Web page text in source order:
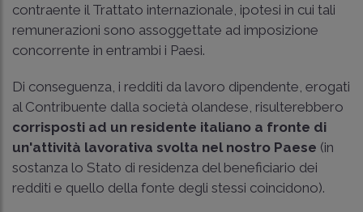
contraente il Trattato internazionale, ipotesi in cui tali
remunerazioni sono assoggettate ad imposizione
concorrente in entrambi i Paesi.
Di conseguenza, i redditi da lavoro dipendente, erogati
al Contribuente dalla società olandese, risulterebbero
corrisposti ad un residente italiano a fronte di
un'attività lavorativa svolta nel nostro Paese (in
sostanza lo Stato di residenza del beneficiario dei
redditi e quello della fonte degli stessi coincidono).